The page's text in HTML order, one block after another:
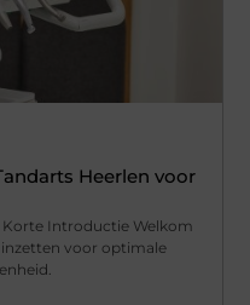
Heerlen voor
Korte Introductie Welkom
inzetten voor optimale